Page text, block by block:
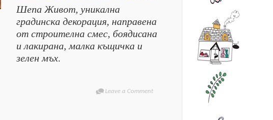
Шепа Живот, уникална
градинска декорация, направена
от строителна смес, боядисана
и лакирана, малка къщичка и
зелен мъх.
Leave a Comment